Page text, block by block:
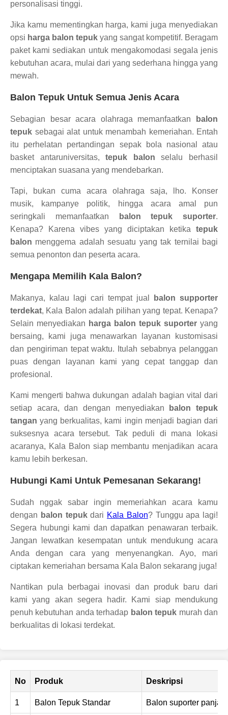
personalisasi tinggi.
Jika kamu mementingkan harga, kami juga menyediakan
opsi harga balon tepuk yang sangat kompetitif. Beragam
paket kami sediakan untuk mengakomodasi segala jenis
kebutuhan acara, mulai dari yang sederhana hingga yang
mewah.
Balon Tepuk Untuk Semua Jenis Acara
Sebagian besar acara olahraga memanfaatkan
balon
tepuk sebagai alat untuk menambah kemeriahan. Entah
itu perhelatan pertandingan sepak bola nasional atau
basket antaruniversitas,tepuk balon selalu berhasil
menciptakan suasana yang mendebarkan.
Tapi, bukan cuma acara olahraga saja, lho. Konser
musik, kampanye politik, hingga acara amal pun
seringkali memanfaatkan
balon tepuk suporter.
Kenapa? Karena vibes yang diciptakan ketika tepuk
balon menggema adalah sesuatu yang tak ternilai bagi
semua penonton dan peserta acara.
Mengapa Memilih Kala Balon?
Makanya, kalau lagi cari tempat jual
balon supporter
terdekat, Kala Balon adalah pilihan yang tepat. Kenapa?
Selain menyediakan harga balon tepuk suporter yang
bersaing, kami juga menawarkan layanan kustomisasi
dan pengiriman tepat waktu. Itulah sebabnya pelanggan
puas dengan layanan kami yang cepat tanggap dan
profesional.
Kami mengerti bahwa dukungan adalah bagian vital dari
setiap acara, dan dengan menyediakan
balon tepuk
tangan yang berkualitas, kami ingin menjadi bagian dari
suksesnya acara tersebut. Tak peduli di mana lokasi
acaranya, Kala Balon siap membantu menjadikan acara
kamu lebih berkesan.
Hubungi Kami Untuk Pemesanan Sekarang!
Sudah nggak sabar ingin memeriahkan acara kamu
dengan balon tepukdari Kala Balon? Tunggu apa lagi!
Segera hubungi kami dan dapatkan penawaran terbaik.
Jangan lewatkan kesempatan untuk mendukung acara
Anda dengan cara yang menyenangkan. Ayo, mari
ciptakan kemeriahan bersama Kala Balon sekarang juga!
Nantikan pula berbagai inovasi dan produk baru dari
kami yang akan segera hadir. Kami siap mendukung
penuh kebutuhan anda terhadap balon tepuk murah dan
berkualitas di lokasi terdekat.
No Produk Deskripsi
1 Balon Tepuk Standar Balon suporter